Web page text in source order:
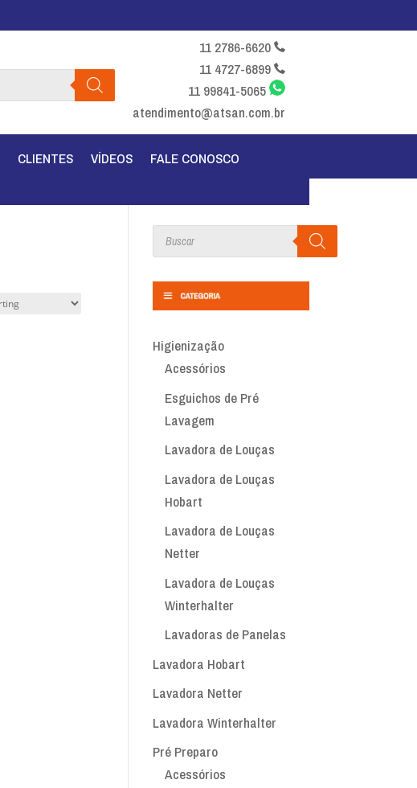
11 2786-6620
11 4727-6899
11 99841-5065
atendimento@atsan.com.br
CLIENTES VÍDEOS FALE CONOSCO
Products
search
Higienização
Acessórios
Esguichos de Pré
Lavagem
Lavadora de Louças
Lavadora de Louças
Hobart
Lavadora de Louças
Netter
Lavadora de Louças
Winterhalter
Lavadoras de Panelas
Lavadora Hobart
Lavadora Netter
Lavadora Winterhalter
Pré Preparo
Acessórios